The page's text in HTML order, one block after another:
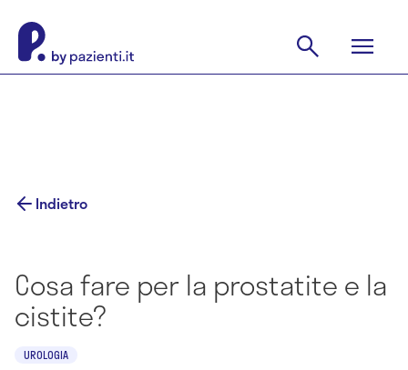
Indietro
Cosa fare per la prostatite e la
cistite?
UROLOGIA